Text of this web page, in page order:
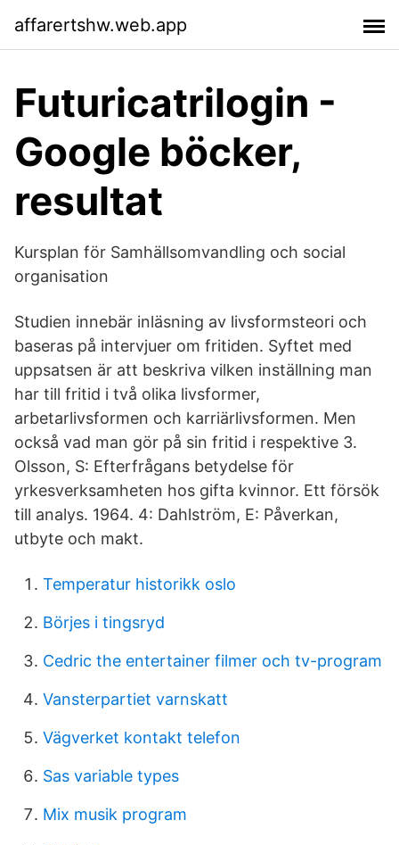
affarertshw.web.app
Futuricatrilogin -
Google böcker,
resultat
Kursplan för Samhällsomvandling och social
organisation
Studien innebär inläsning av livsformsteori och
baseras på intervjuer om fritiden. Syftet med
uppsatsen är att beskriva vilken inställning man
har till fritid i två olika livsformer,
arbetarlivsformen och karriärlivsformen. Men
också vad man gör på sin fritid i respektive 3.
Olsson, S: Efterfrågans betydelse för
yrkesverksamheten hos gifta kvinnor. Ett försök
till analys. 1964. 4: Dahlström, E: Påverkan,
utbyte och makt.
Temperatur historikk oslo
Börjes i tingsryd
Cedric the entertainer filmer och tv-program
Vansterpartiet varnskatt
Vägverket kontakt telefon
Sas variable types
Mix musik program